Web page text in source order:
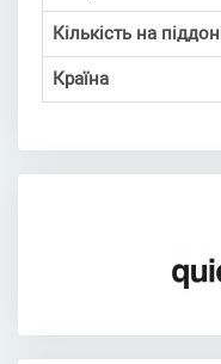
Кількість на
Країна